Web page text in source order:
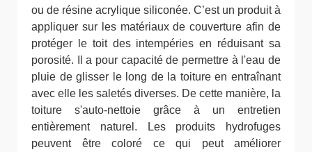
ou de résine acrylique siliconée. C’est un produit à
appliquer sur les matériaux de couverture afin de
protéger le toit des intempéries en réduisant sa
porosité. Il a pour capacité de permettre à l'eau de
pluie de glisser le long de la toiture en entraînant
avec elle les saletés diverses. De cette manière, la
toiture s'auto-nettoie grâce à un entretien
entièrement naturel. Les produits hydrofuges
peuvent être coloré ce qui peut améliorer